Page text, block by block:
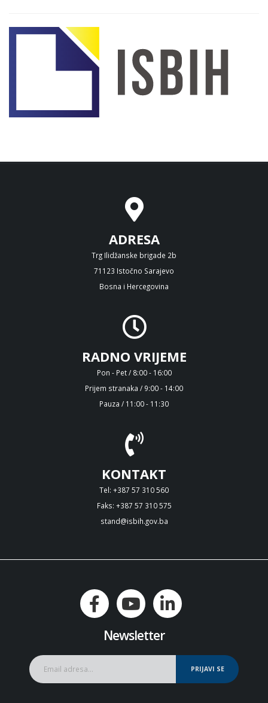
ADRESA
Trg Ilidžanske brigade 2b
71123 Istočno Sarajevo
Bosna i Hercegovina
RADNO VRIJEME
Pon - Pet / 8:00 - 16:00
Prijem stranaka / 9:00 - 14:00
Pauza / 11:00 - 11:30
KONTAKT
Tel: +387 57 310 560
Faks: +387 57 310 575
stand@isbih.gov.ba
Newsletter
PRIJAVI SE